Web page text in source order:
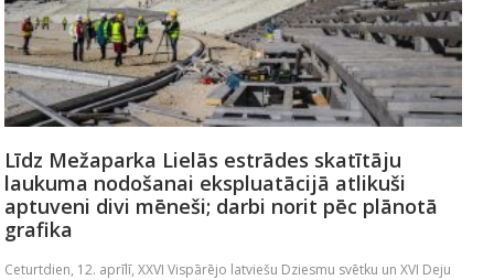
Līdz Mežaparka Lielās estrādes skatītāju
laukuma nodošanai ekspluatācijā atlikuši
aptuveni divi mēneši; darbi norit pēc plānotā
grafika
Ceturtdien, 12. aprīlī, XXVI Vispārējo latviešu Dziesmu svētku un XVI Deju